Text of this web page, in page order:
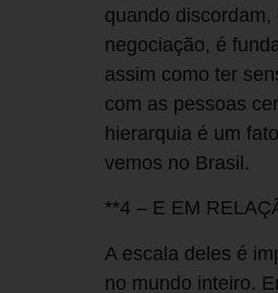
quando
negociação, é
assim como ter
com as pessoas
hierarquia é um
vemos no Brasil.
**4 – E EM
A escala deles é
no mundo inteiro.